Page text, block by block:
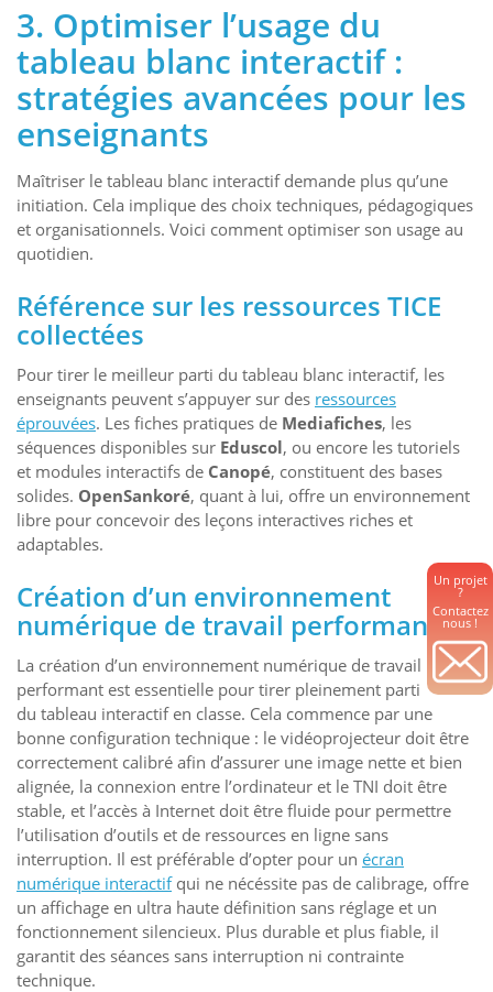
Un projet
?
Contactez
nous !
3. Optimiser l’usage du
tableau blanc interactif :
stratégies avancées pour les
enseignants
Maîtriser le tableau blanc interactif demande plus qu’une
initiation. Cela implique des choix techniques, pédagogiques
et organisationnels. Voici comment optimiser son usage au
quotidien.
Référence sur les ressources TICE
collectées
Pour tirer le meilleur parti du tableau blanc interactif, les
enseignants peuvent s’appuyer sur des ressources
éprouvées. Les fiches pratiques de Mediafiches, les
séquences disponibles sur Eduscol, ou encore les tutoriels
et modules interactifs de Canopé, constituent des bases
solides. OpenSankoré, quant à lui, offre un environnement
libre pour concevoir des leçons interactives riches et
adaptables.
Création d’un environnement
numérique de travail performant
La création d’un environnement numérique de travail
performant est essentielle pour tirer pleinement parti
du tableau interactif en classe. Cela commence par une
bonne configuration technique : le vidéoprojecteur doit être
correctement calibré afin d’assurer une image nette et bien
alignée, la connexion entre l’ordinateur et le TNI doit être
stable, et l’accès à Internet doit être fluide pour permettre
l’utilisation d’outils et de ressources en ligne sans
interruption. Il est préférable d’opter pour un écran
numérique interactifqui ne nécéssite pas de calibrage, offre
un affichage en ultra haute définition sans réglage et un
fonctionnement silencieux. Plus durable et plus fiable, il
garantit des séances sans interruption ni contrainte
technique.